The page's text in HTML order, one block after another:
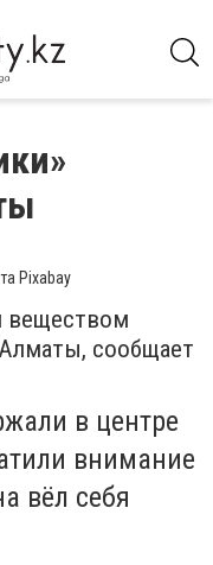
Pixabay
веществом
сообщает
в центре
внимание
вёл себя